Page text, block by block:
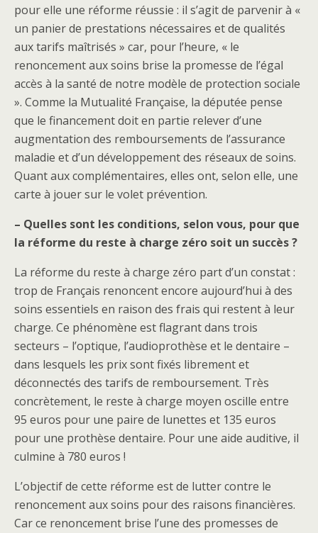
pour elle une réforme réussie : il s’agit de parvenir à «
un panier de prestations nécessaires et de qualités
aux tarifs maîtrisés » car, pour l’heure, « le
renoncement aux soins brise la promesse de l’égal
accès à la santé de notre modèle de protection sociale
». Comme la Mutualité Française, la députée pense
que le financement doit en partie relever d’une
augmentation des remboursements de l’assurance
maladie et d’un développement des réseaux de soins.
Quant aux complémentaires, elles ont, selon elle, une
carte à jouer sur le volet prévention.
– Quelles sont les conditions, selon vous, pour que
la réforme du reste à charge zéro soit un succès ?
La réforme du reste à charge zéro part d’un constat :
trop de Français renoncent encore aujourd’hui à des
soins essentiels en raison des frais qui restent à leur
charge. Ce phénomène est flagrant dans trois
secteurs – l’optique, l’audioprothèse et le dentaire –
dans lesquels les prix sont fixés librement et
déconnectés des tarifs de remboursement. Très
concrètement, le reste à charge moyen oscille entre
95 euros pour une paire de lunettes et 135 euros
pour une prothèse dentaire. Pour une aide auditive, il
culmine à 780 euros !
L’objectif de cette réforme est de lutter contre le
renoncement aux soins pour des raisons financières.
Car ce renoncement brise l’une des promesses de